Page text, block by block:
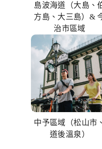
島波海道（大島、
方島、大三島）&
治市區域
中予區域（松山市、
道後溫泉）